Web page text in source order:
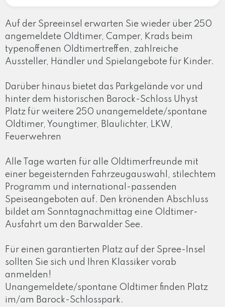
Auf der Spreeinsel erwarten Sie wieder über 250
angemeldete Oldtimer, Camper, Krads beim
typenoffenen Oldtimertreffen, zahlreiche
Aussteller, Händler und Spielangebote für Kinder.
Darüber hinaus bietet das Parkgelände vor und
hinter dem historischen Barock-Schloss Uhyst
Platz für weitere 250 unangemeldete/spontane
Oldtimer, Youngtimer, Blaulichter, LKW,
Feuerwehren
Alle Tage warten für alle Oldtimerfreunde mit
einer begeisternden Fahrzeugauswahl, stilechtem
Programm und international-passenden
Speiseangeboten auf. Den krönenden Abschluss
bildet am Sonntagnachmittag eine Oldtimer-
Ausfahrt um den Bärwalder See.
Für einen garantierten Platz auf der Spree-Insel
sollten Sie sich und Ihren Klassiker vorab
anmelden!
Unangemeldete/spontane Oldtimer finden Platz
im/am Barock-Schlosspark.